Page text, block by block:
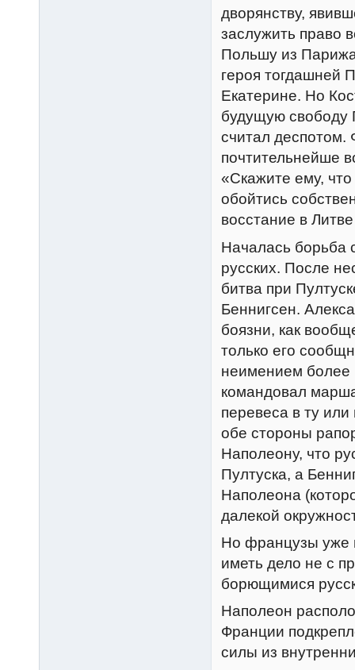
дворянству,
заслужить право
Польшу из
героя тогдашней
Екатерине. Но
будущую свободу
считал деспотом.
почтительнейше
«Скажите ему,
обойтись
восстание в
Началась борьба
русских. После
битва при
Беннигсен.
боязни, как
только его
неимением более
командовал
перевеса в ту или
обе стороны
Наполеону, что
Пултуска, а
Наполеона
далекой
Но французы уже
иметь дело не с
борющимися
Наполеон
Франции
силы из